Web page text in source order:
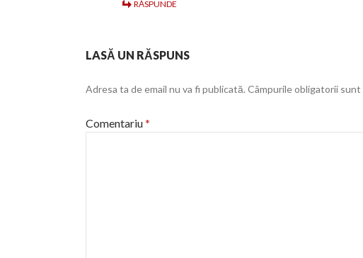
RĂSPUNDE
LASĂ UN RĂSPUNS
Adresa ta de email nu va fi publicată. Câmpurile obligatorii
Comentariu*